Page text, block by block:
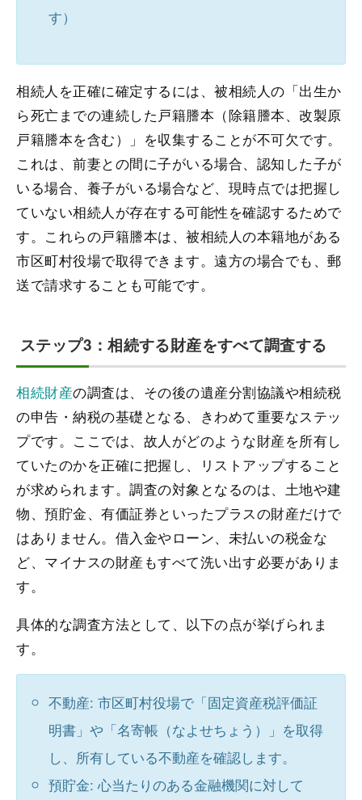
す）
相続人を正確に確定するには、被相続人の「出生か
ら死亡までの連続した戸籍謄本（除籍謄本、改製原
戸籍謄本を含む）」を収集することが不可欠です。
これは、前妻との間に子がいる場合、認知した子が
いる場合、養子がいる場合など、現時点では把握し
ていない相続人が存在する可能性を確認するためで
す。これらの戸籍謄本は、被相続人の本籍地がある
市区町村役場で取得できます。遠方の場合でも、郵
送で請求することも可能です。
ステップ3：相続する財産をすべて調査する
相続財産の調査は、その後の遺産分割協議や相続税
の申告・納税の基礎となる、きわめて重要なステッ
プです。ここでは、故人がどのような財産を所有し
ていたのかを正確に把握し、リストアップすること
が求められます。調査の対象となるのは、土地や建
物、預貯金、有価証券といったプラスの財産だけで
はありません。借入金やローン、未払いの税金な
ど、マイナスの財産もすべて洗い出す必要がありま
す。
具体的な調査方法として、以下の点が挙げられま
す。
不動産: 市区町村役場で「固定資産税評価証
明書」や「名寄帳（なよせちょう）」を取得
し、所有している不動産を確認します。
預貯金: 心当たりのある金融機関に対して